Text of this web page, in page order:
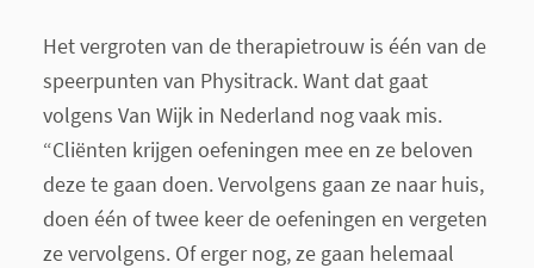
Het vergroten van de therapietrouw is één van de
speerpunten van Physitrack. Want dat gaat
volgens Van Wijk in Nederland nog vaak mis.
“Cliënten krijgen oefeningen mee en ze beloven
deze te gaan doen. Vervolgens gaan ze naar huis,
doen één of twee keer de oefeningen en vergeten
ze vervolgens. Of erger nog, ze gaan helemaal